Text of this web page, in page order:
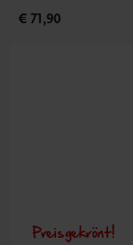
€ 71,90
Preisgekrönt!